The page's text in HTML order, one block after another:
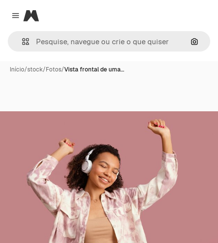
Close menu
Magnific
Início/stock/Fotos/Vista frontal de uma…